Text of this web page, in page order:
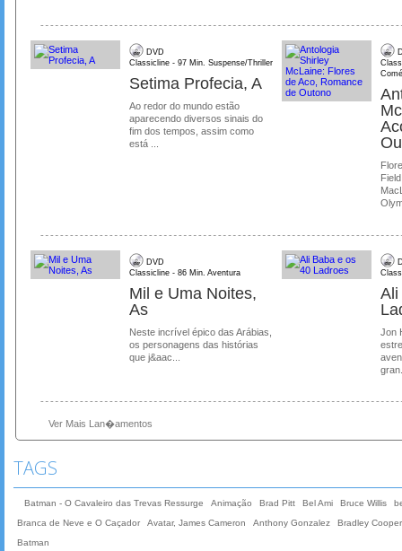
DVD
Classicline - 97 Min. Suspense/Thriller
Setima Profecia, A
Ao redor do mundo estão
aparecendo diversos sinais do
fim dos tempos, assim como
está ...
DVD
Classicline - 86 Min. Aventura
Mil e Uma Noites,
As
Neste incrível épico das Arábias,
os personagens das histórias
que j&aac...
Ali
Jon
Ver Mais Lan�amentos
TAGS
Batman - O Cavaleiro das Trevas Ressurge Animação Brad Pitt Bel Ami Bruce Willis
Branca de Neve e O Caçador
Avatar, James Cameron Anthony Gonzalez
Bradley Cooper
Batman